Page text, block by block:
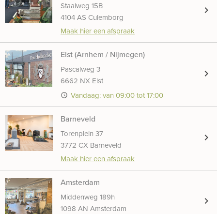
Staalweg 15B
4104 AS Culemborg
Maak hier een afspraak
chevron_right
Elst (Arnhem / Nijmegen)
Pascalweg 3
6662 NX Elst
access_time Vandaag: van 09:00 tot 17:00
chevron_right
Barneveld
Torenplein 37
3772 CX Barneveld
Maak hier een afspraak
chevron_right
Amsterdam
Middenweg 189h
1098 AN Amsterdam
chevron_right